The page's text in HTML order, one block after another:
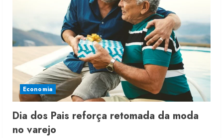
Economia
Dia dos Pais reforça retomada da moda
no varejo